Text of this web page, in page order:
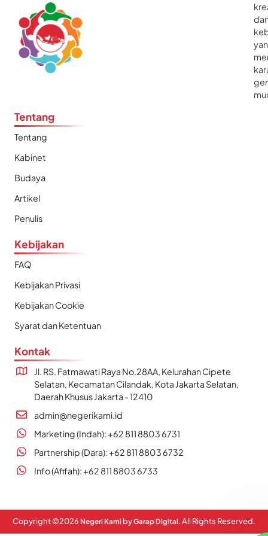
Tentang
Tentang
Kabinet
Budaya
Artikel
Penulis
Kebijakan
FAQ
Kebijakan Privasi
Kebijakan Cookie
Syarat dan Ketentuan
Kontak
Jl. RS. Fatmawati Raya No.28AA, Kelurahan Cipete
Selatan, Kecamatan Cilandak, Kota Jakarta Selatan,
Daerah Khusus Jakarta - 12410
admin@negerikami.id
Marketing (Indah): +62 811 8803 6731
Partnership (Dara): +62 811 8803 6732
Info (Afifah): +62 811 8803 6733
Copyright ©2026 Negeri Kami byGarap Digital. All Rights Reserved.